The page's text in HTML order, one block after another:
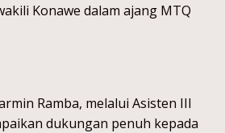
Konawe dalam ajang MTQ
Ramba, melalui Asisten III
dukungan penuh kepada